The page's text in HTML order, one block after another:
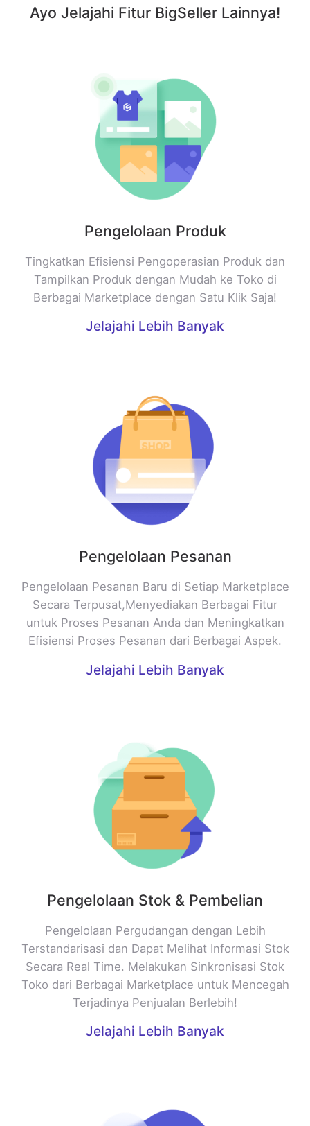
Ayo Jelajahi Fitur BigSeller Lainnya!
Pengelolaan Produk
Tingkatkan Efisiensi Pengoperasian Produk dan
Tampilkan Produk dengan Mudah ke Toko di
Berbagai Marketplace dengan Satu Klik Saja!
Jelajahi Lebih Banyak
Pengelolaan Pesanan
Pengelolaan Pesanan Baru di Setiap Marketplace
Secara Terpusat,Menyediakan Berbagai Fitur
untuk Proses Pesanan Anda dan Meningkatkan
Efisiensi Proses Pesanan dari Berbagai Aspek.
Jelajahi Lebih Banyak
Pengelolaan Stok & Pembelian
Pengelolaan Pergudangan dengan Lebih
Terstandarisasi dan Dapat Melihat Informasi Stok
Secara Real Time. Melakukan Sinkronisasi Stok
Toko dari Berbagai Marketplace untuk Mencegah
Terjadinya Penjualan Berlebih!
Jelajahi Lebih Banyak